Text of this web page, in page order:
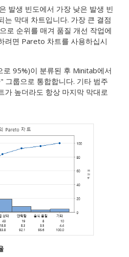
발생 빈도에서 가장 낮은 발생 빈
는 막대 차트입니다. 가장 큰 결점
로 순위를 매겨 품질 개선 작업에
려면 Pareto 차트를 사용하십시
로 95%)이 분류된 후 Minitab에서
그룹으로 통합합니다. 기타 범주
가 높더라도 항상 마지막 막대로